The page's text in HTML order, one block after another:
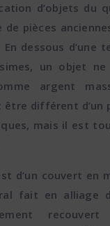
d’objets du
de pièces
En dessous d’une
un objet
argent
être différent d’un
mais il est
d’un couvert en
fait en alliage